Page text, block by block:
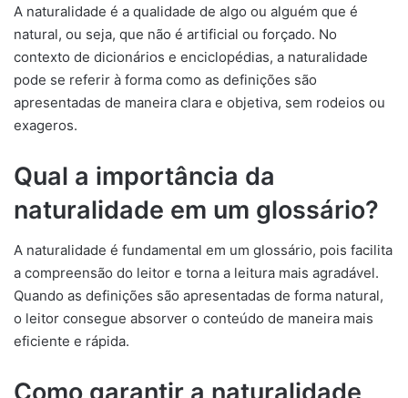
A naturalidade é a qualidade de algo ou alguém que é
natural, ou seja, que não é artificial ou forçado. No
contexto de dicionários e enciclopédias, a naturalidade
pode se referir à forma como as definições são
apresentadas de maneira clara e objetiva, sem rodeios ou
exageros.
Qual a importância da
naturalidade em um glossário?
A naturalidade é fundamental em um glossário, pois facilita
a compreensão do leitor e torna a leitura mais agradável.
Quando as definições são apresentadas de forma natural,
o leitor consegue absorver o conteúdo de maneira mais
eficiente e rápida.